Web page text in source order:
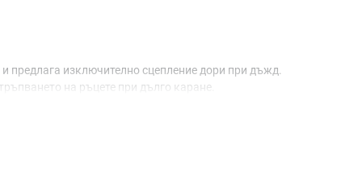
предлага изключително сцепление дори при дъжд.
на ръцете при дълго каране.